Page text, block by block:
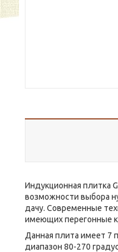
Индукционная плитка
возможности выбора
дачу. Современные
имеющих перегонные
Данная плита имеет 7
диапазон 80-270